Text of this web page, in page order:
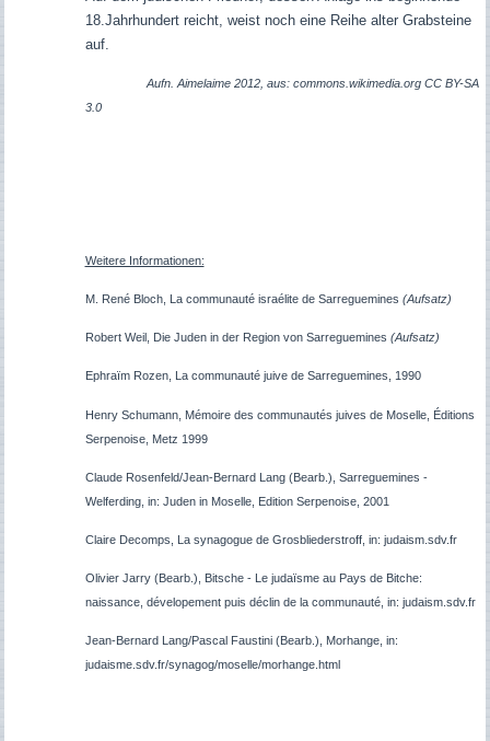
18.Jahrhundert reicht, weist noch eine Reihe alter Grabsteine
auf.
Aufn. Aimelaime 2012, aus: commons.wikimedia.org CC BY-SA
3.0
Weitere Informationen:
M. René Bloch, La communauté israélite de Sarreguemines (Aufsatz)
Robert Weil, Die Juden in der Region von Sarreguemines (Aufsatz)
Ephraïm Rozen, La communauté juive de Sarreguemines , 1990
Henry Schumann, Mémoire des communautés juives de Moselle, Éditions
Serpenoise, Metz 1999
Claude Rosenfeld/Jean-Bernard Lang (Bearb.), Sarreguemines -
Welferding, in: Juden in Moselle, Edition Serpenoise, 2001
Claire Decomps, La synagogue de Grosbliederstroff, in: judaism.sdv.fr
Olivier Jarry (Bearb.), Bitsche - Le judaïsme au Pays de Bitche:
naissance, dévelopement puis déclin de la communauté, in: judaism.sdv.fr
Jean-Bernard Lang/Pascal Faustini (Bearb.), Morhange, in:
judaisme.sdv.fr/synagog/moselle/morhange.html